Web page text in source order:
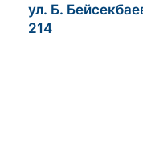
ул. Б.
214